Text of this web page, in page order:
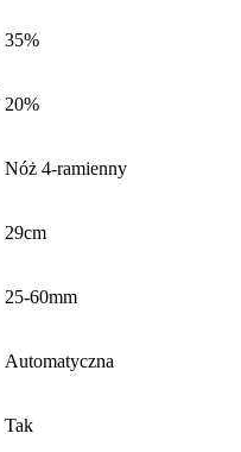
35%
20%
Nóż 4-ramienny
29cm
25-60mm
Automatyczna
Tak